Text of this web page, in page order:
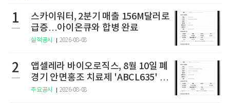
1
스카이워터, 2분기 매출 156M달러로
급증…아이온큐와 합병 완료
실적공시 2026-08-08
2
앱셀레라 바이오로직스, 8월 10일 폐
경기 안면홍조 치료제 'ABCL635' 임
상 2상 결과 발표
주요공시 2026-08-08